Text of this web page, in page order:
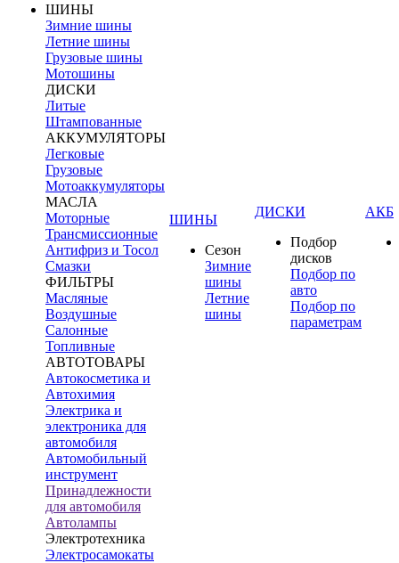
ШИНЫ
Зимние шины
Летние шины
Грузовые шины
Мотошины
ДИСКИ
Литые
Штампованные
АККУМУЛЯТОРЫ
Легковые
Грузовые
Мотоаккумуляторы
МАСЛА
Моторные
Трансмиссионные
Антифриз и Тосол
Смазки
ФИЛЬТРЫ
Масляные
Воздушные
Салонные
Топливные
АВТОТОВАРЫ
Автокосметика и
Автохимия
Электрика и
электроника для
автомобиля
Автомобильный
инструмент
Принадлежности
для автомобиля
Автолампы
Электротехника
Электросамокаты
ШИНЫ
Сезон
Зимние
шины
Летние
шины
ДИСКИ
Подбор
дисков
Подбор по
авто
Подбор по
параметрам
АКБ